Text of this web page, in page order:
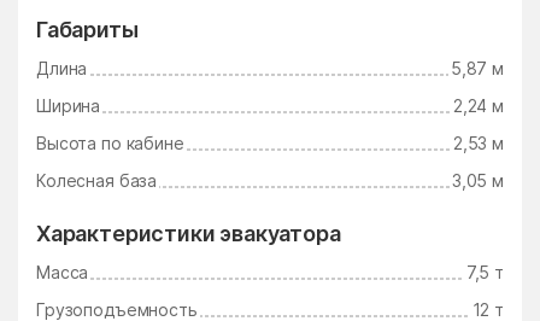
Габариты
Длина
5,87 м
Ширина
2,24 м
Высота по кабине
2,53 м
Колесная база
3,05 м
Характеристики эвакуатора
Масса
7,5 т
Грузоподъемность
12 т